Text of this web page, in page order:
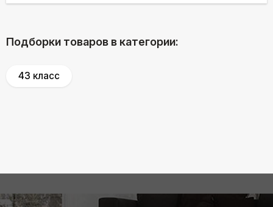
Подборки товаров в категории:
43 класс